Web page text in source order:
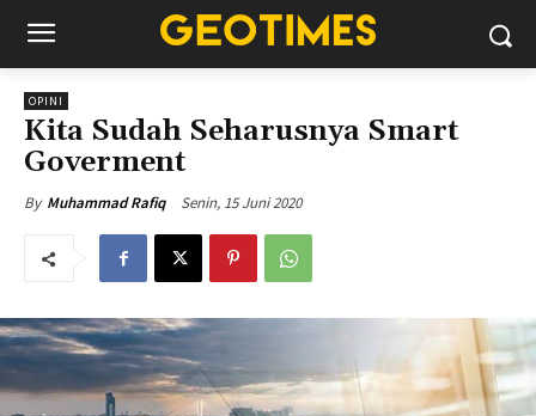
OPINI
Kita Sudah Seharusnya Smart
Goverment
By Muhammad Rafiq Senin, 15 Juni 2020